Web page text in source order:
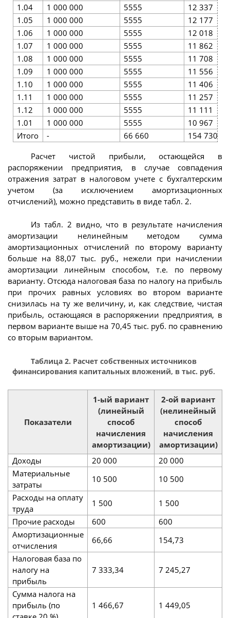
1.04
1 000 000 5555
12 337
1.05
1 000 000 5555
12 177
1.06
1 000 000 5555
12 018
1.07
1 000 000 5555
11 862
1.08
1 000 000 5555
11 708
1.09
1 000 000 5555
11 556
1.10
1 000 000 5555
11 406
1.11
1 000 000 5555
11 257
1.12
1 000 000 5555
11 111
1.01
1 000 000 5555
10 967
Итого
- 66 660 154 730
Расчет чистой прибыли, остающейся в
распоряжении предприятия, в случае совпадения
отражения затрат в налоговом учете с бухгалтерским
учетом (за исключением амортизационных
отчислений), можно представить в виде табл. 2.
Из табл. 2 видно, что в результате начисления
амортизации нелинейным методом сумма
амортизационных отчислений по второму варианту
больше на 88,07 тыс. руб., нежели при начислении
амортизации линейным способом, т.е. по первому
варианту. Отсюда налоговая база по налогу на прибыль
при прочих равных условиях во втором варианте
снизилась на ту же величину, и, как следствие, чистая
прибыль, остающаяся в распоряжении предприятия, в
первом варианте выше на 70,45 тыс. руб. по сравнению
со вторым вариантом.
Таблица 2. Расчет собственных источников
финансирования капитальных вложений, в тыс. руб.
Показатели
1-ый вариант
(линейный
способ
начисления
амортизации)
2-ой вариант
(нелинейный
способ
начисления
амортизации)
Доходы
20 000
20 000
Материальные
затраты
10 500
10 500
Расходы на оплату
труда
1 500
1 500
Прочие расходы
600
600
Амортизационные
отчисления
66,66
154,73
Налоговая база по
налогу на
прибыль
7 333,34 7 245,27
Сумма налога на
прибыль (по
1 466,67 1 449,05